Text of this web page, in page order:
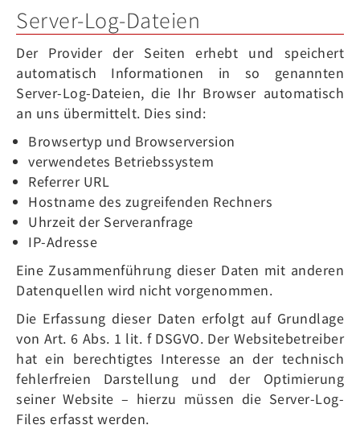
Server-Log-Dateien
Der Provider der Seiten erhebt und speichert
automatisch Informationen in so genannten
Server-Log-Dateien, die Ihr Browser automatisch
an uns übermittelt. Dies sind:
Browsertyp und Browserversion
verwendetes Betriebssystem
Referrer URL
Hostname des zugreifenden Rechners
Uhrzeit der Serveranfrage
IP-Adresse
Eine Zusammenführung dieser Daten mit anderen
Datenquellen wird nicht vorgenommen.
Die Erfassung dieser Daten erfolgt auf Grundlage
von Art. 6 Abs. 1 lit. f DSGVO. Der Websitebetreiber
hat ein berechtigtes Interesse an der technisch
fehlerfreien Darstellung und der Optimierung
seiner Website – hierzu müssen die Server-Log-
Files erfasst werden.